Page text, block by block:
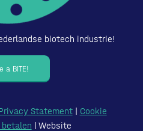
biotech industrie!
a BITE!
Statement| Cookie
| Website